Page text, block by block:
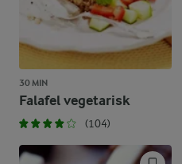
30 MIN
Falafel vegetarisk
(104)